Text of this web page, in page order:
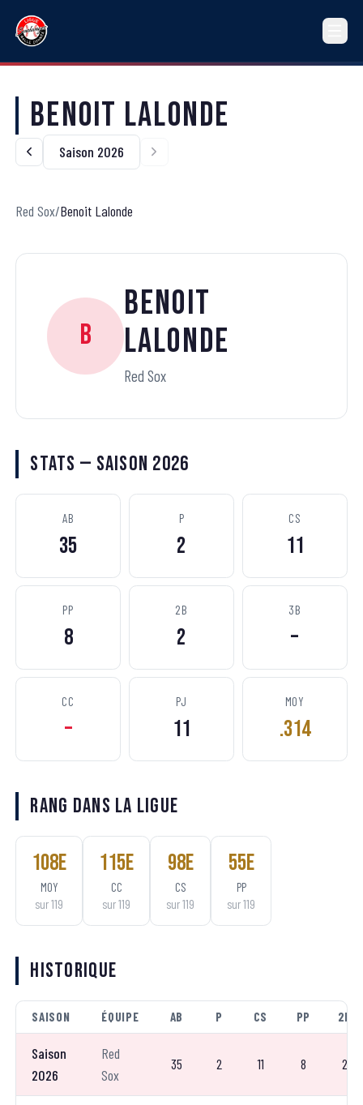
Benoit Lalonde
Saison 2026
Red Sox/Benoit Lalonde
B
Benoit
Lalonde
Red Sox
Stats — Saison 2026
AB
35
P
2
CS
11
PP
8
2B
2
3B
–
CC
–
PJ
11
MOY
.314
Rang dans la ligue
108e
MOY
sur119
115e
CC
sur119
98e
CS
sur119
55e
PP
sur119
Historique
SAISON ÉQUIPE AB P CS PP 2B
Saison
2026
Red
Sox
35 2 11 8 2